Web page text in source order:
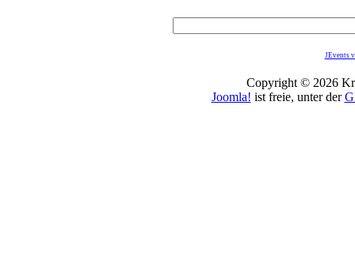
JEvents
Copyright © 2026
Joomla! ist freie, unter der